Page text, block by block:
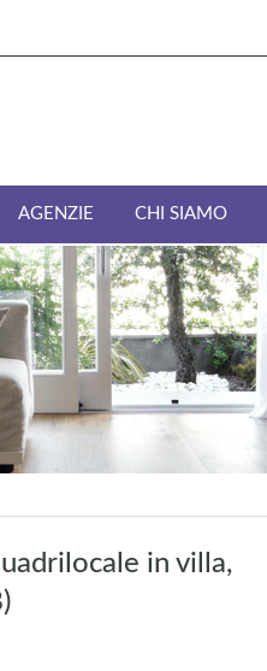
AGENZIE CHI SIAMO
in villa,